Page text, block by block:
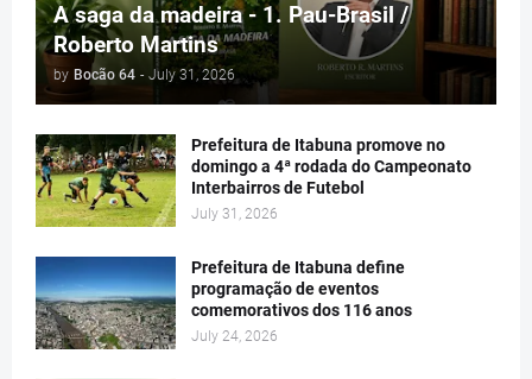
A saga da madeira - 1. Pau-Brasil /
Roberto Martins
by Bocão 64 - July 31, 2026
Prefeitura de Itabuna promove no
domingo a 4ª rodada do Campeonato
Interbairros de Futebol
July 31, 2026
Prefeitura de Itabuna define
programação de eventos
comemorativos dos 116 anos
July 24, 2026